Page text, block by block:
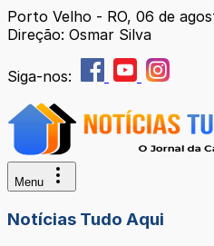
Porto Velho - RO, 06 de
Direção: Osmar Silva
Siga-nos:
Menu
Notícias Tudo Aqui